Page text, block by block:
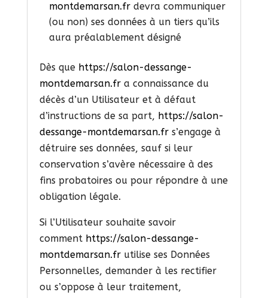
montdemarsan.fr devra communiquer
(ou non) ses données à un tiers qu’ils
aura préalablement désigné
Dès que https://salon-dessange-
montdemarsan.fr a connaissance du
décès d’un Utilisateur et à défaut
d’instructions de sa part, https://salon-
dessange-montdemarsan.fr s’engage à
détruire ses données, sauf si leur
conservation s’avère nécessaire à des
fins probatoires ou pour répondre à une
obligation légale.
Si l’Utilisateur souhaite savoir
comment https://salon-dessange-
montdemarsan.fr utilise ses Données
Personnelles, demander à les rectifier
ou s’oppose à leur traitement,